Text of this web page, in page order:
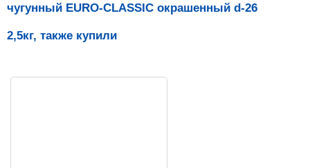
чугунный EURO-CLASSIC окрашенный d-26
2,5кг, также купили